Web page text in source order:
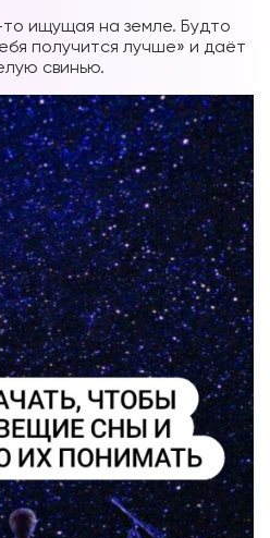
ищущая на земле. Будто
получится лучше» и даёт
свинью.